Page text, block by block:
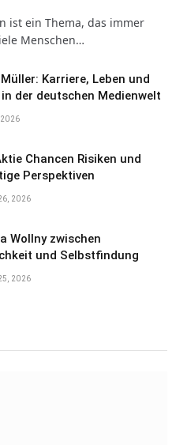
ist ein Thema, das immer
Menschen…
Karriere, Leben und
der deutschen Medienwelt
2026
Chancen Risiken und
Perspektiven
2026
Wollny zwischen
und Selbstfindung
2026